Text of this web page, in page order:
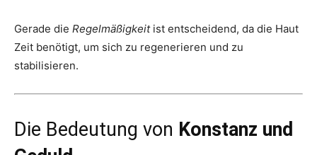
Gerade die Regelmäßigkeitist entscheidend, da die Haut
Zeit benötigt, um sich zu regenerieren und zu
stabilisieren.
Die Bedeutung von Konstanz und